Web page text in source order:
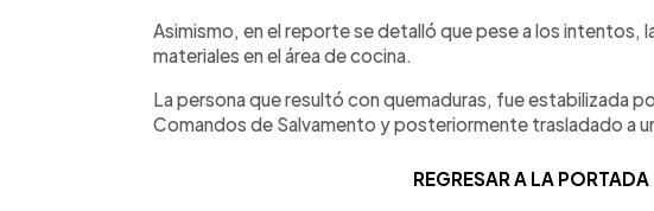
Asimismo, en el reporte se detalló que pese a los intentos,
materiales en el área de cocina.
La persona que resultó con quemaduras, fue estabilizada
Comandos de Salvamento y posteriormente trasladado a
REGRESAR A LA PORTADA